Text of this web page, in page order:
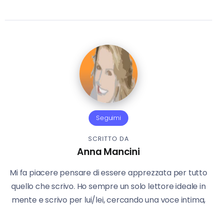
Seguimi
SCRITTO DA
Anna Mancini
Mi fa piacere pensare di essere apprezzata per tutto
quello che scrivo. Ho sempre un solo lettore ideale in
mente e scrivo per lui/lei, cercando una voce intima,